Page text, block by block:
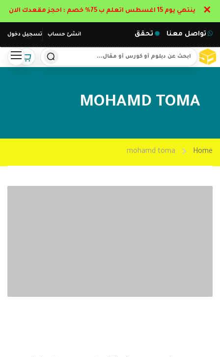
انشئ حساب تسجيل دخول تواصل معنا تحقق
MOHAMD TOMA
Home
mohamd toma
ينتهي يوم 15 اغسطس اتعلم ب 75% خصم : احجز مقعدك الان ✕